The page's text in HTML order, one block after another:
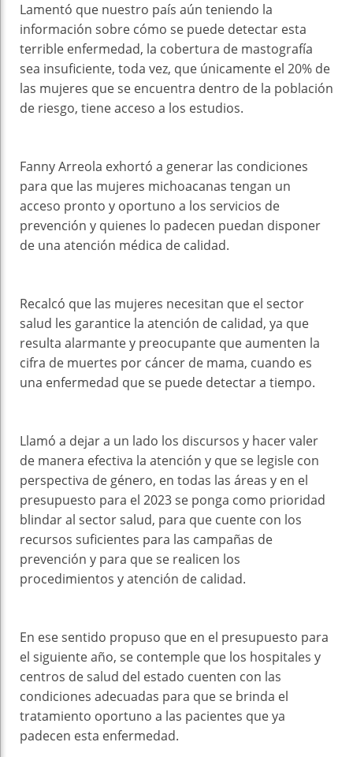
Lamentó que nuestro país aún teniendo la
información sobre cómo se puede detectar esta
terrible enfermedad, la cobertura de mastografía
sea insuficiente, toda vez, que únicamente el 20% de
las mujeres que se encuentra dentro de la población
de riesgo, tiene acceso a los estudios.
Fanny Arreola exhortó a generar las condiciones
para que las mujeres michoacanas tengan un
acceso pronto y oportuno a los servicios de
prevención y quienes lo padecen puedan disponer
de una atención médica de calidad.
Recalcó que las mujeres necesitan que el sector
salud les garantice la atención de calidad, ya que
resulta alarmante y preocupante que aumenten la
cifra de muertes por cáncer de mama, cuando es
una enfermedad que se puede detectar a tiempo.
Llamó a dejar a un lado los discursos y hacer valer
de manera efectiva la atención y que se legisle con
perspectiva de género, en todas las áreas y en el
presupuesto para el 2023 se ponga como prioridad
blindar al sector salud, para que cuente con los
recursos suficientes para las campañas de
prevención y para que se realicen los
procedimientos y atención de calidad.
En ese sentido propuso que en el presupuesto para
el siguiente año, se contemple que los hospitales y
centros de salud del estado cuenten con las
condiciones adecuadas para que se brinda el
tratamiento oportuno a las pacientes que ya
padecen esta enfermedad.